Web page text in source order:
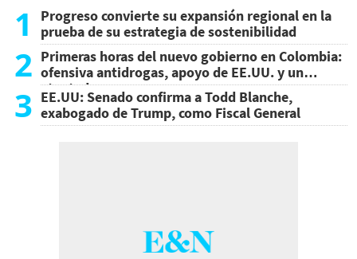
1
Progreso convierte su expansión regional en la
prueba de su estrategia de sostenibilidad
2 Primeras horas del nuevo gobierno en Colombia:
ofensiva antidrogas, apoyo de EE.UU. y un
atentado
3 EE.UU: Senado confirma a Todd Blanche,
exabogado de Trump, como Fiscal General